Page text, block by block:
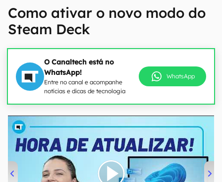
Como ativar o novo modo do
Steam Deck
O Canaltech está no
WhatsApp!
Entre no canal e acompanhe
notícias e dicas de tecnologia
WhatsApp